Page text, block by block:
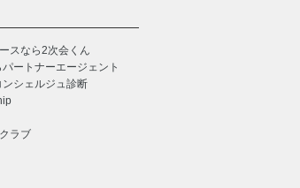
スなら2次会くん
ートナーエージェント
シェルジュ診断
ラブ